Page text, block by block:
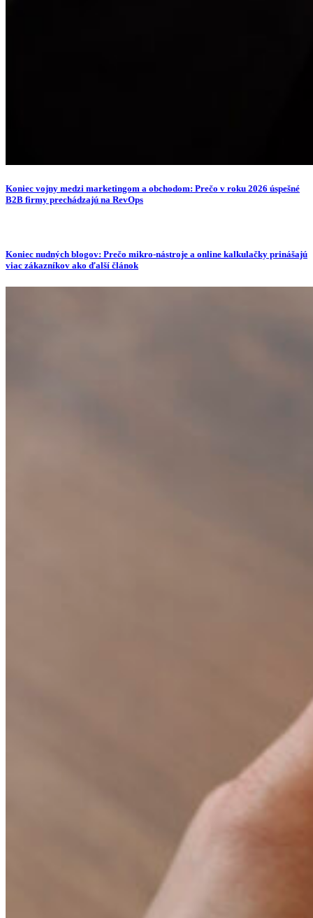
Koniec vojny medzi marketingom a obchodom: Prečo v roku 2026 úspešné
B2B firmy prechádzajú na RevOps
Koniec nudných blogov: Prečo mikro-nástroje a online kalkulačky prinášajú
viac zákazníkov ako ďalší článok